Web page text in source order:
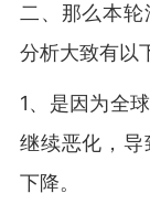
二、那么本
分析大致有以
1、是因为全
继续恶化，
下降。